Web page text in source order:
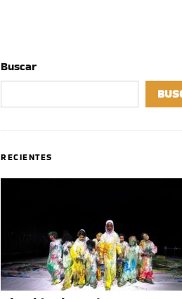
Buscar
RECIENTES